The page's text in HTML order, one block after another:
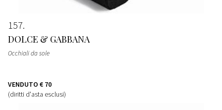
157
DOLCE & GABBANA
Occhiali da sole
VENDUTO € 70
(diritti d'asta esclusi)